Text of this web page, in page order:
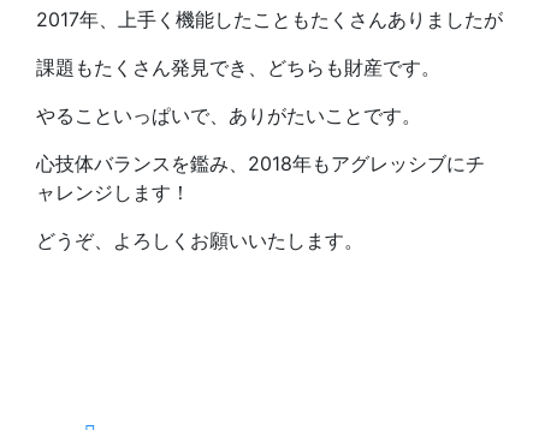
2017年、上手く機能したこともたくさんありましたが
課題もたくさん発見でき、どちらも財産です。
やることいっぱいで、ありがたいことです。
心技体バランスを鑑み、2018年もアグレッシブにチ
ャレンジします！
どうぞ、よろしくお願いいたします。